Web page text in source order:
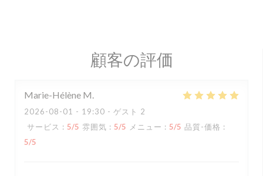
顧客の評価
Marie-Hélène M
2026-08-01 - 19:30 - ゲスト 2
サービス : 5/5 雰囲気 : 5/5 メニュー : 5/5 品質-価格 :
5/5